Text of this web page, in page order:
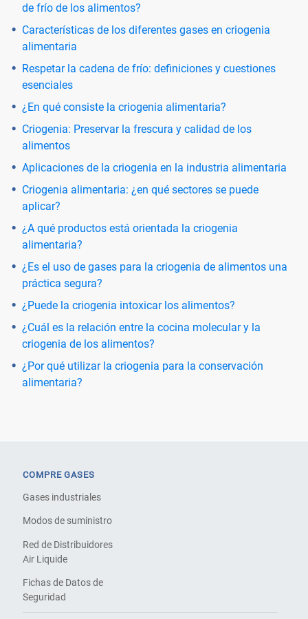
de frío de los alimentos?
Características de los diferentes gases en criogenia
alimentaria
Respetar la cadena de frío: definiciones y cuestiones
esenciales
¿En qué consiste la criogenia alimentaria?
Criogenia: Preservar la frescura y calidad de los
alimentos
Aplicaciones de la criogenia en la industria alimentaria
Criogenia alimentaria: ¿en qué sectores se puede
aplicar?
¿A qué productos está orientada la criogenia
alimentaria?
¿Es el uso de gases para la criogenia de alimentos una
práctica segura?
¿Puede la criogenia intoxicar los alimentos?
¿Cuál es la relación entre la cocina molecular y la
criogenia de los alimentos?
¿Por qué utilizar la criogenia para la conservación
alimentaria?
COMPRE GASES
Gases industriales
Modos de suministro
Red de Distribuidores
Air Liquide
Fichas de Datos de
Seguridad